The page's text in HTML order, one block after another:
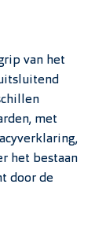
van het
met
het bestaan
door de